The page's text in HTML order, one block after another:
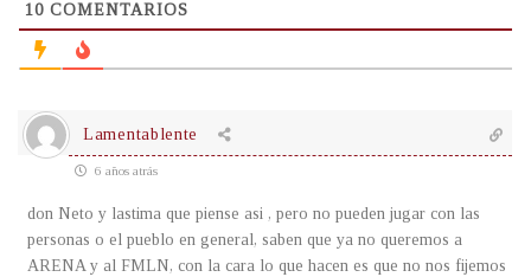
10 COMENTARIOS
Lamentablente
6 años atrás
don Neto y lastima que piense asi , pero no pueden jugar con las
personas o el pueblo en general, saben que ya no queremos a
ARENA y al FMLN, con la cara lo que hacen es que no nos fijemos